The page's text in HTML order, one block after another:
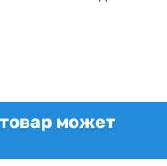
может